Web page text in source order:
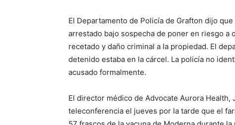
El Departamento de Policía de Grafton dijo
arrestado bajo sospecha de poner en riesgo a
recetado y daño criminal a la propiedad. El
detenido estaba en la cárcel. La policía no
acusado formalmente.
El director médico de Advocate Aurora
teleconferencia el jueves por la tarde que el